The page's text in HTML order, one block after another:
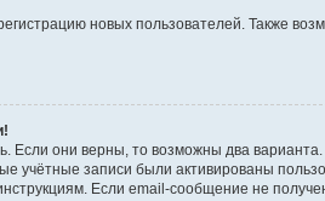
новых пользователей. Также
Если они верны, то возможны два
учётные записи были активированы
Если email-сообщение не